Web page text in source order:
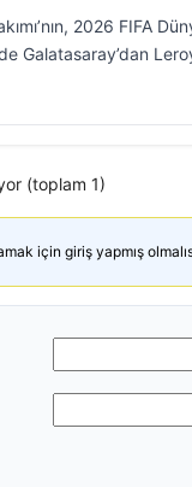
2026 FIFA
Galatasaray’dan
(toplam 1)
için giriş yapmış